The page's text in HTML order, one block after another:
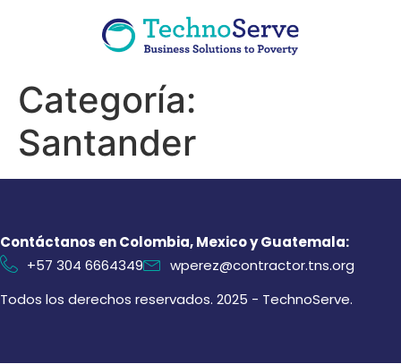
Categoría:
Santander
Contáctanos en Colombia, Mexico y Guatemala:
+57 304 6664349
wperez@contractor.tns.org
Todos los derechos reservados. 2025 - TechnoServe.